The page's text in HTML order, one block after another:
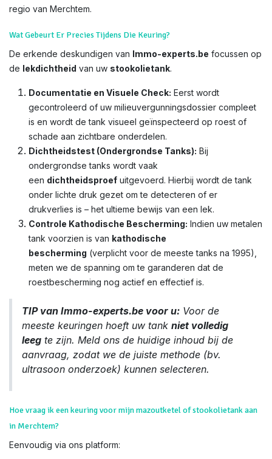
regio van Merchtem.
Wat Gebeurt Er Precies Tijdens Die Keuring?
De erkende deskundigen van Immo-experts.be focussen op
de lekdichtheid van uw stookolietank.
Documentatie en Visuele Check: Eerst wordt
gecontroleerd of uw milieuvergunningsdossier compleet
is en wordt de tank visueel geïnspecteerd op roest of
schade aan zichtbare onderdelen.
Dichtheidstest (Ondergrondse Tanks): Bij
ondergrondse tanks wordt vaak
een dichtheidsproef uitgevoerd. Hierbij wordt de tank
onder lichte druk gezet om te detecteren of er
drukverlies is – het ultieme bewijs van een lek.
Controle Kathodische Bescherming: Indien uw metalen
tank voorzien is van kathodische
bescherming (verplicht voor de meeste tanks na 1995),
meten we de spanning om te garanderen dat de
roestbescherming nog actief en effectief is.
TIP van Immo-experts.be voor u: Voor de
meeste keuringen hoeft uw tank niet volledig
leeg te zijn. Meld ons de huidige inhoud bij de
aanvraag, zodat we de juiste methode (bv.
ultrasoon onderzoek) kunnen selecteren.
Hoe vraag ik een keuring voor mijn mazoutketel of stookolietank aan
in Merchtem?
Eenvoudig via ons platform: